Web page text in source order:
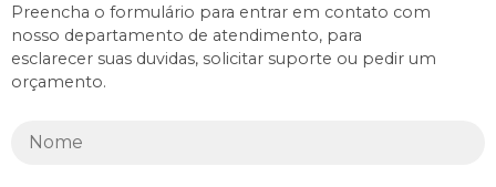
Preencha o formulário para entrar em contato com
nosso departamento de atendimento, para
esclarecer suas duvidas, solicitar suporte ou pedir um
orçamento.